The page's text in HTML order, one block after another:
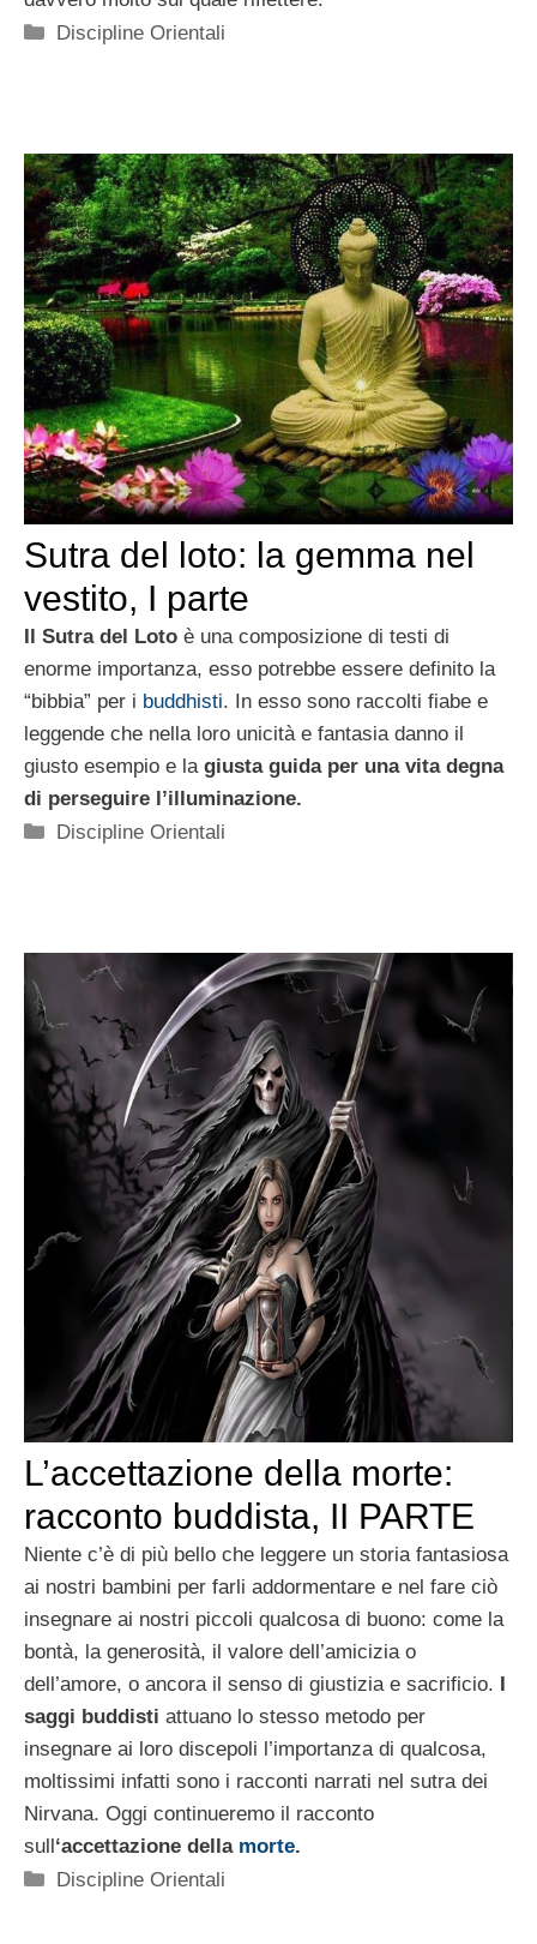
Categorie
Discipline Orientali
Sutra del loto: la gemma nel
vestito, I parte
Il Sutra del Loto è una composizione di testi di
enorme importanza, esso potrebbe essere definito la
“bibbia” per i buddhisti. In esso sono raccolti fiabe e
leggende che nella loro unicità e fantasia danno il
giusto esempio e la giusta guida per una vita degna
di perseguire l’illuminazione.
Categorie
Discipline Orientali
L’accettazione della morte:
racconto buddista, II PARTE
Niente c’è di più bello che leggere un storia fantasiosa
ai nostri bambini per farli addormentare e nel fare ciò
insegnare ai nostri piccoli qualcosa di buono: come la
bontà, la generosità, il valore dell’amicizia o
dell’amore, o ancora il senso di giustizia e sacrificio. I
saggi buddisti attuano lo stesso metodo per
insegnare ai loro discepoli l’importanza di qualcosa,
moltissimi infatti sono i racconti narrati nel sutra dei
Nirvana. Oggi continueremo il racconto
sull‘accettazione della morte.
Categorie
Discipline Orientali